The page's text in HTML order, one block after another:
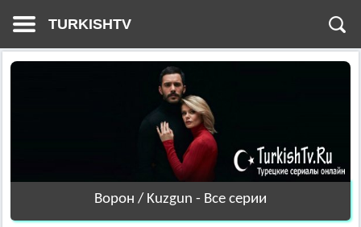
TURKISHTV
Ворон / Kuzgun - Все серии